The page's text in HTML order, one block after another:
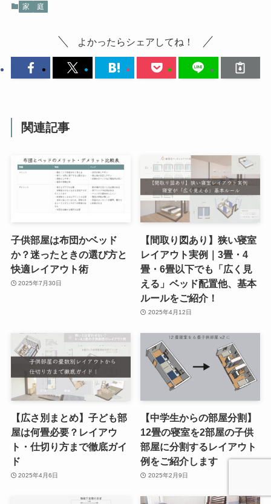
家 庭
よかったらシェアしてね！
関連記事
子供部屋は布団かベッド
か？迷ったときの選び方と
快適レイアウト術
2025年7月30日
【間取り図あり】狭い寝室
レイアウト実例｜3畳・4
畳・6畳以下でも「広く見
える」ベッド配置他、基本
ルールをご紹介！
2025年4月12日
【広さ別まとめ】子ども部
屋は何畳必要？レイアウ
ト・仕切り方まで徹底ガイ
ド
2025年4月6日
【中学生からの部屋分割】
12畳の寝室を2部屋の子供
部屋に分割するレイアウト
例をご紹介します
2025年2月9日